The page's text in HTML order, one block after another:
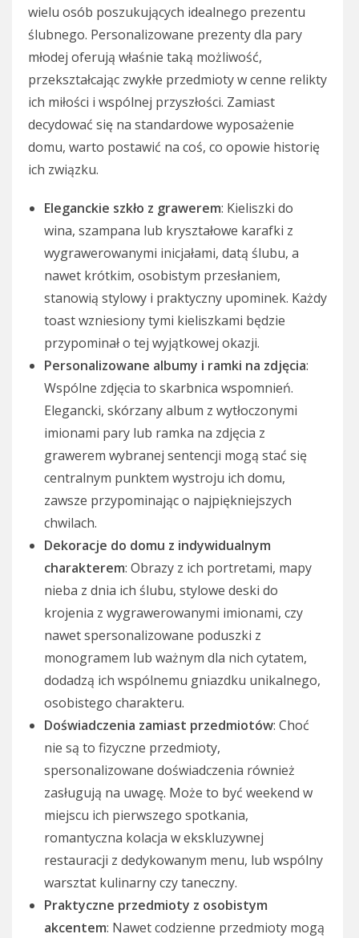
wielu osób poszukujących idealnego prezentu
ślubnego. Personalizowane prezenty dla pary
młodej oferują właśnie taką możliwość,
przekształcając zwykłe przedmioty w cenne relikty
ich miłości i wspólnej przyszłości. Zamiast
decydować się na standardowe wyposażenie
domu, warto postawić na coś, co opowie historię
ich związku.
Eleganckie szkło z grawerem: Kieliszki do
wina, szampana lub kryształowe karafki z
wygrawerowanymi inicjałami, datą ślubu, a
nawet krótkim, osobistym przesłaniem,
stanowią stylowy i praktyczny upominek. Każdy
toast wzniesiony tymi kieliszkami będzie
przypominał o tej wyjątkowej okazji.
Personalizowane albumy i ramki na zdjęcia:
Wspólne zdjęcia to skarbnica wspomnień.
Elegancki, skórzany album z wytłoczonymi
imionami pary lub ramka na zdjęcia z
grawerem wybranej sentencji mogą stać się
centralnym punktem wystroju ich domu,
zawsze przypominając o najpiękniejszych
chwilach.
Dekoracje do domu z indywidualnym
charakterem: Obrazy z ich portretami, mapy
nieba z dnia ich ślubu, stylowe deski do
krojenia z wygrawerowanymi imionami, czy
nawet spersonalizowane poduszki z
monogramem lub ważnym dla nich cytatem,
dodadzą ich wspólnemu gniazdku unikalnego,
osobistego charakteru.
Doświadczenia zamiast przedmiotów: Choć
nie są to fizyczne przedmioty,
spersonalizowane doświadczenia również
zasługują na uwagę. Może to być weekend w
miejscu ich pierwszego spotkania,
romantyczna kolacja w ekskluzywnej
restauracji z dedykowanym menu, lub wspólny
warsztat kulinarny czy taneczny.
Praktyczne przedmioty z osobistym
akcentem: Nawet codzienne przedmioty mogą